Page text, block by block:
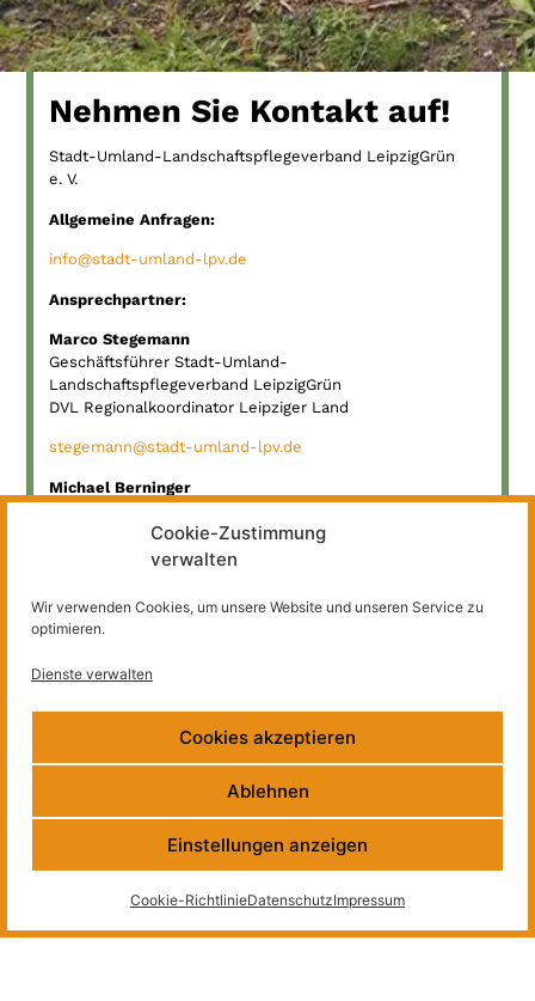
Cookie-Zustimmung
verwalten
Wir verwenden Cookies, um unsere Website und unseren Service zu
optimieren.
Dienste verwalten
Cookies akzeptieren
Ablehnen
Einstellungen anzeigen
Cookie-RichtlinieDatenschutzImpressum
Nehmen Sie Kontakt auf!
Stadt-Umland-Landschaftspflegeverband LeipzigGrün
e. V.
Allgemeine Anfragen:
info@stadt-umland-lpv.de
Ansprechpartner:
Marco Stegemann
Geschäftsführer Stadt-Umland-
Landschaftspflegeverband LeipzigGrün
DVL Regionalkoordinator Leipziger Land
stegemann@stadt-umland-lpv.de
Michael Berninger
Koordination OBSTGENOSSEN Leipziger
Interessengemeinschaft für Streuobst
Büro Leipziger Land
04828 Bennewitz
Büro Leipzig Stadt
Gabelsbergerstr. 1a